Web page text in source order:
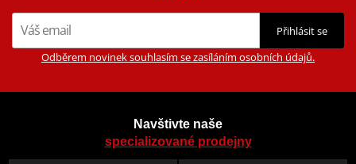
Přihlásit se
Odběrem novinek souhlasím se zasíláním osobních údajů.
Navštivte naše
specializované prodejny